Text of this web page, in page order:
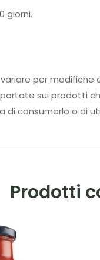
giorni.
per
sui prodotti
consumarlo o di
Prodotti